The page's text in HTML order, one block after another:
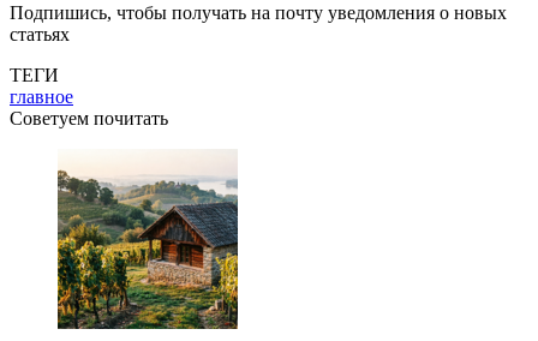
Подпишись, чтобы получать на почту уведомления о новых
статьях
ТЕГИ
главное
Советуем почитать